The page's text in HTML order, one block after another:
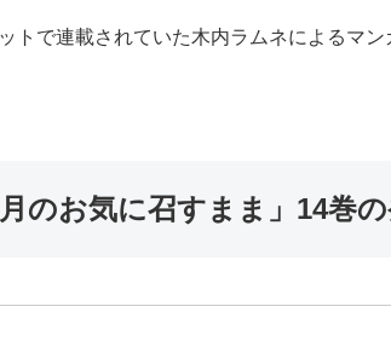
トで連載されていた木内ラムネによるマ
のお気に召すまま」14巻